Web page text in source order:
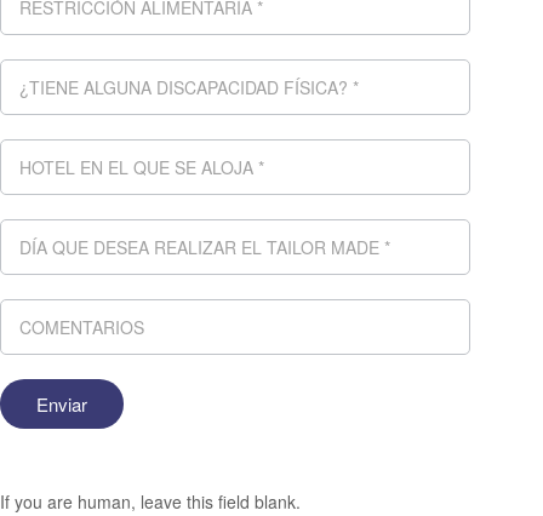
If you are human, leave this field blank.